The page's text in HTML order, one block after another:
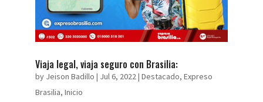
Viaja legal, viaja seguro con Brasilia:
by Jeison Badillo | Jul 6, 2022 | Destacado, Expreso
Brasilia, Inicio